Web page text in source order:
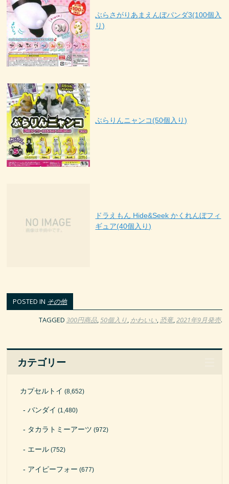
ぶらさがりあまえんぼパンダ3(100個入
り)
ぶらりんニャンコ(50個入り)
ドラえもん Hide&Seek かくれんぼフィ
ギュア(40個入り)
POSTED IN その他
TAGGED 300円商品,50個入り, かわいい,恐竜,2021年9月発売.
カテゴリー
カプセルトイ (8,652)
バンダイ (1,480)
タカラトミーアーツ (972)
エール (752)
アイピーフォー (677)